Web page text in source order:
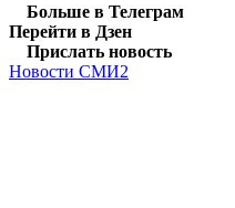
Больше в Телеграм
Перейти в Дзен
Прислать новость
Новости СМИ2